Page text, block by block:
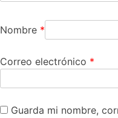
Nombre *
Correo electrónico *
Guarda mi nombre,